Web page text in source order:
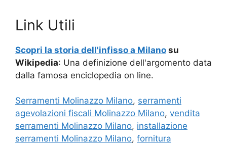
Link Utili
Scopri la storia dell'infisso a Milano su
Wikipedia: Una definizione dell'argomento data
dalla famosa enciclopedia on line.
Serramenti Molinazzo Milano, serramenti
agevolazioni fiscali Molinazzo Milano, vendita
serramenti Molinazzo Milano, installazione
serramenti Molinazzo Milano, fornitura